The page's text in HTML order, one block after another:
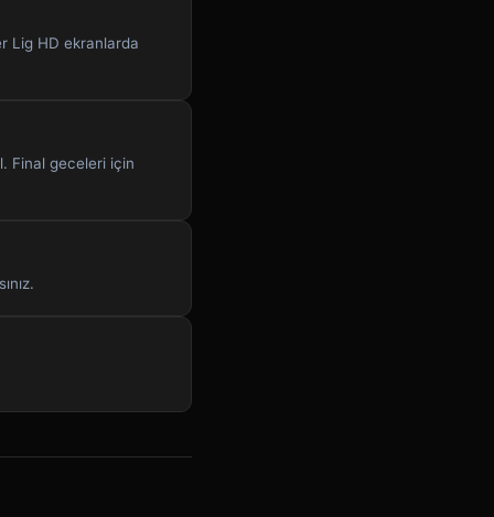
Lig HD ekranlarda
Final geceleri için